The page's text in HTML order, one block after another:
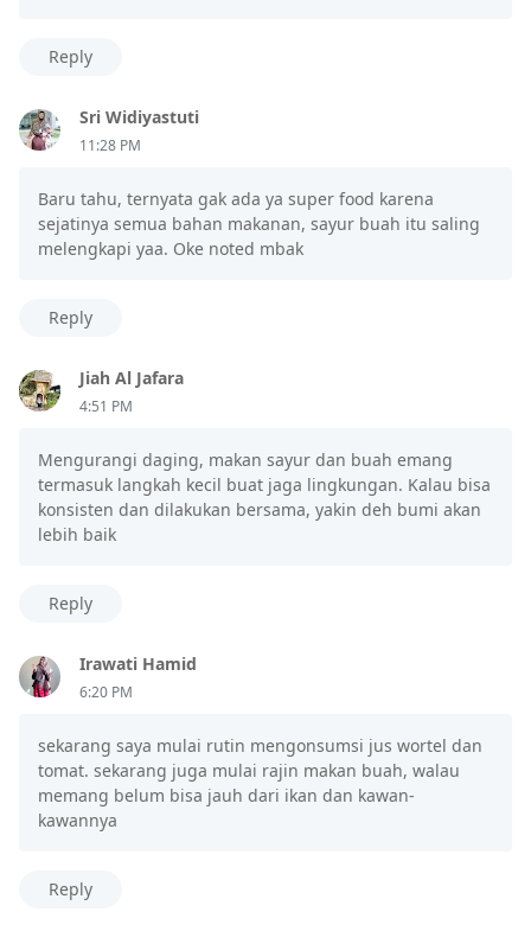
Reply
Sri Widiyastuti
11:28 PM
Baru tahu, ternyata gak ada ya super food karena
sejatinya semua bahan makanan, sayur buah itu saling
melengkapi yaa. Oke noted mbak
Reply
Jiah Al Jafara
4:51 PM
Mengurangi daging, makan sayur dan buah emang
termasuk langkah kecil buat jaga lingkungan. Kalau bisa
konsisten dan dilakukan bersama, yakin deh bumi akan
lebih baik
Reply
Irawati Hamid
6:20 PM
sekarang saya mulai rutin mengonsumsi jus wortel dan
tomat. sekarang juga mulai rajin makan buah, walau
memang belum bisa jauh dari ikan dan kawan-
kawannya
Reply